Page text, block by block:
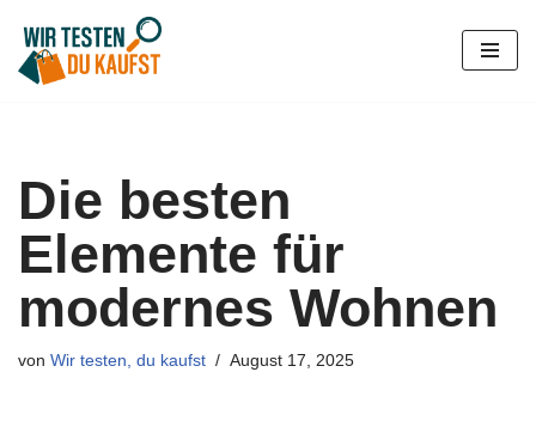
Zum
Die besten
Elemente für
modernes Wohnen
von Wir testen, du kaufst August 17, 2025